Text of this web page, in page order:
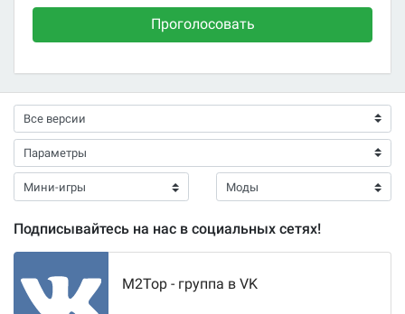
Проголосовать
Подписывайтесь на нас в социальных сетях!
M2Top - группа в VK